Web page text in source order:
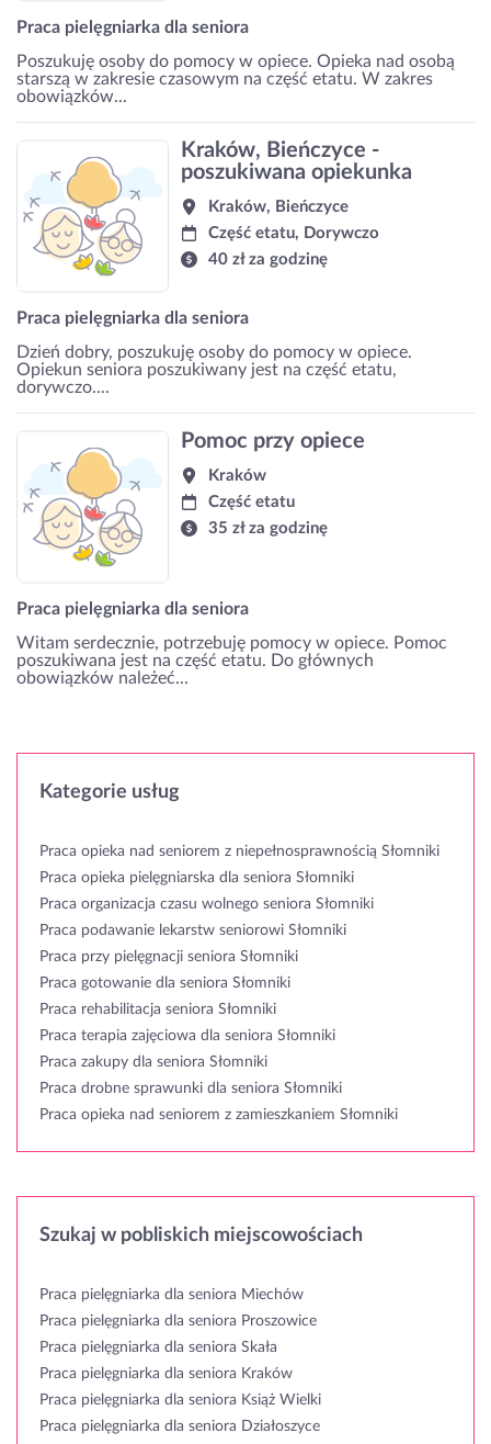
Praca pielęgniarka dla seniora
Poszukuję osoby do pomocy w opiece. Opieka nad osobą
starszą w zakresie czasowym na część etatu. W zakres
obowiązków...
Kraków, Bieńczyce -
poszukiwana opiekunka
Kraków, Bieńczyce
Część etatu, Dorywczo
40 zł za godzinę
Praca pielęgniarka dla seniora
Dzień dobry, poszukuję osoby do pomocy w opiece.
Opiekun seniora poszukiwany jest na część etatu,
dorywczo....
Pomoc przy opiece
Kraków
Część etatu
35 zł za godzinę
Praca pielęgniarka dla seniora
Witam serdecznie, potrzebuję pomocy w opiece. Pomoc
poszukiwana jest na część etatu. Do głównych
obowiązków należeć...
Kategorie usług
Praca opieka nad seniorem z niepełnosprawnością Słomniki
Praca opieka pielęgniarska dla seniora Słomniki
Praca organizacja czasu wolnego seniora Słomniki
Praca podawanie lekarstw seniorowi Słomniki
Praca przy pielęgnacji seniora Słomniki
Praca gotowanie dla seniora Słomniki
Praca rehabilitacja seniora Słomniki
Praca terapia zajęciowa dla seniora Słomniki
Praca zakupy dla seniora Słomniki
Praca drobne sprawunki dla seniora Słomniki
Praca opieka nad seniorem z zamieszkaniem Słomniki
Szukaj w pobliskich miejscowościach
Praca pielęgniarka dla seniora Miechów
Praca pielęgniarka dla seniora Proszowice
Praca pielęgniarka dla seniora Skała
Praca pielęgniarka dla seniora Kraków
Praca pielęgniarka dla seniora Książ Wielki
Praca pielęgniarka dla seniora Działoszyce